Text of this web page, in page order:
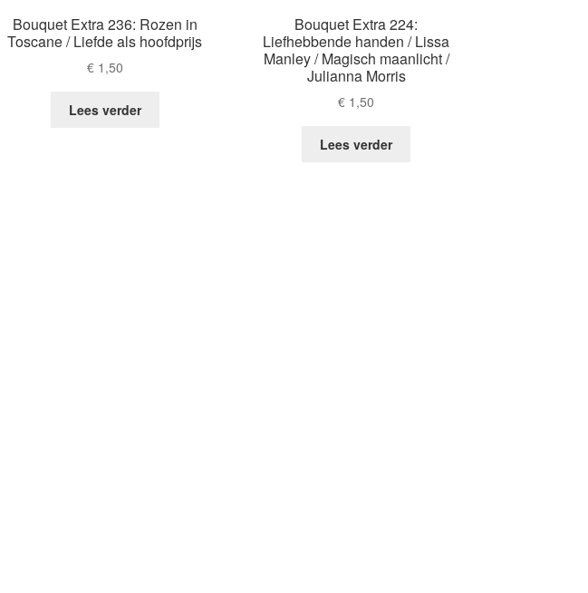
Bouquet Extra 236: Rozen in
Toscane / Liefde als hoofdprijs
€1,50
Lees verder
Bouquet Extra 224:
Liefhebbende handen / Lissa
Manley / Magisch maanlicht /
Julianna Morris
€ 1,50
Lees verder